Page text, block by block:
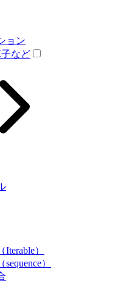
ョン
など
）
）